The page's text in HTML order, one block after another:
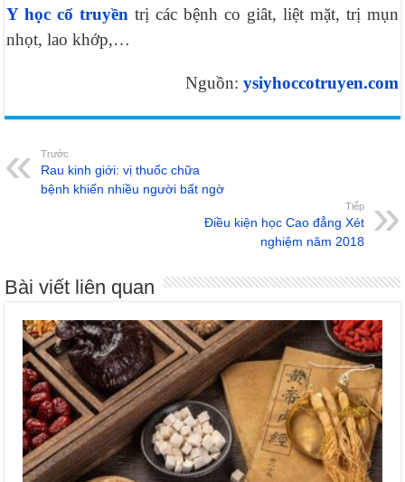
Y học cổ truyền trị các bệnh co giât, liệt mặt, trị mụn
nhọt, lao khớp,…
Nguồn: ysiyhoccotruyen.com
Trước
Rau kinh giới: vị thuốc chữa
bệnh khiến nhiều người bất ngờ
Tiếp
Điều kiện học Cao đẳng Xét
nghiệm năm 2018
Bài viết liên quan